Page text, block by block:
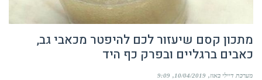
מתכון קסם שיעזור לכם להיפטר מכאבי גב,
כאבים ברגליים ובפרק כף היד
מערכת דיילי באזז 10/04/2019
9:09